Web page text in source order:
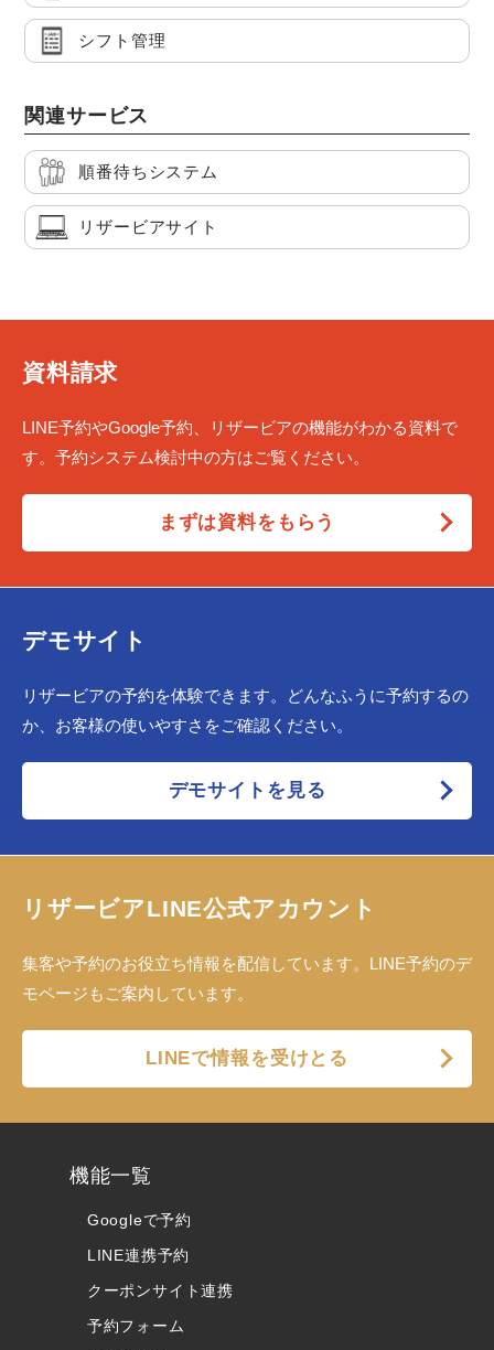
シフト管理
関連サービス
順番待ちシステム
リザービアサイト
資料請求
LINE予約やGoogle予約、リザービアの機能がわかる資料で
す。予約システム検討中の方はご覧ください。
まずは資料をもらう
デモサイト
リザービアの予約を体験できます。どんなふうに予約するの
か、お客様の使いやすさをご確認ください。
デモサイトを見る
リザービアLINE公式アカウント
集客や予約のお役立ち情報を配信しています。LINE予約のデ
モページもご案内しています。
LINEで情報を受けとる
機能一覧
Googleで予約
LINE連携予約
クーポンサイト連携
予約フォーム